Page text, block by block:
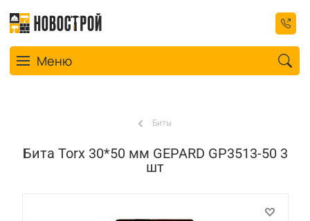
Toggle navigation
Меню
Биты
Бита Torx 30*50 мм GEPARD GP3513-50 3
шт